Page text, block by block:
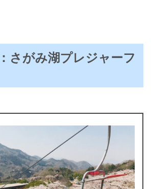
さがみ湖プレジャーフ